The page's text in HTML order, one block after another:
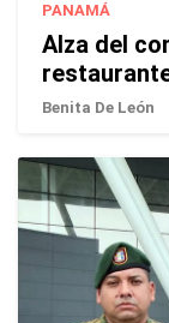
PANAMÁ
Alza del
Benita De León